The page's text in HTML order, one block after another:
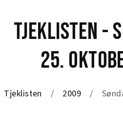
TJEKLISTEN -
25.
Tjeklisten 2009